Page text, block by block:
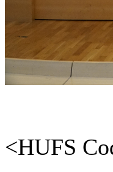
<HUFS